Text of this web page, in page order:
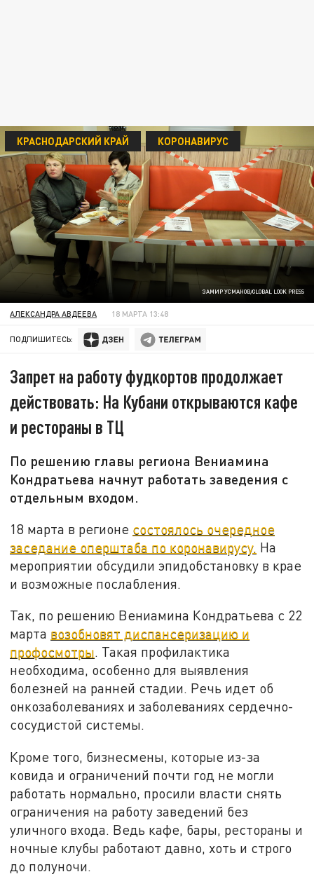
ЗАМИР УСМАНОВ/GLOBAL LOOK PRESS
КРАСНОДАРСКИЙ КРАЙ КОРОНАВИРУС
АЛЕКСАНДРА АВДЕЕВА 18 МАРТА 13:48
ПОДПИШИТЕСЬ:
Запрет на работу фудкортов продолжает
действовать: На Кубани открываются кафе
и рестораны в ТЦ
По решению главы региона Вениамина
Кондратьева начнут работать заведения с
отдельным входом.
18 марта в регионе состоялось очередное
заседание оперштаба по коронавирусу. На
мероприятии обсудили эпидобстановку в крае
и возможные послабления.
Так, по решению Вениамина Кондратьева с 22
марта возобновят диспансеризацию и
профосмотры. Такая профилактика
необходима, особенно для выявления
болезней на ранней стадии. Речь идет об
онкозаболеваниях и заболеваниях сердечно-
сосудистой системы.
Кроме того, бизнесмены, которые из-за
ковида и ограничений почти год не могли
работать нормально, просили власти снять
ограничения на работу заведений без
уличного входа. Ведь кафе, бары, рестораны и
ночные клубы работают давно, хоть и строго
до полуночи.